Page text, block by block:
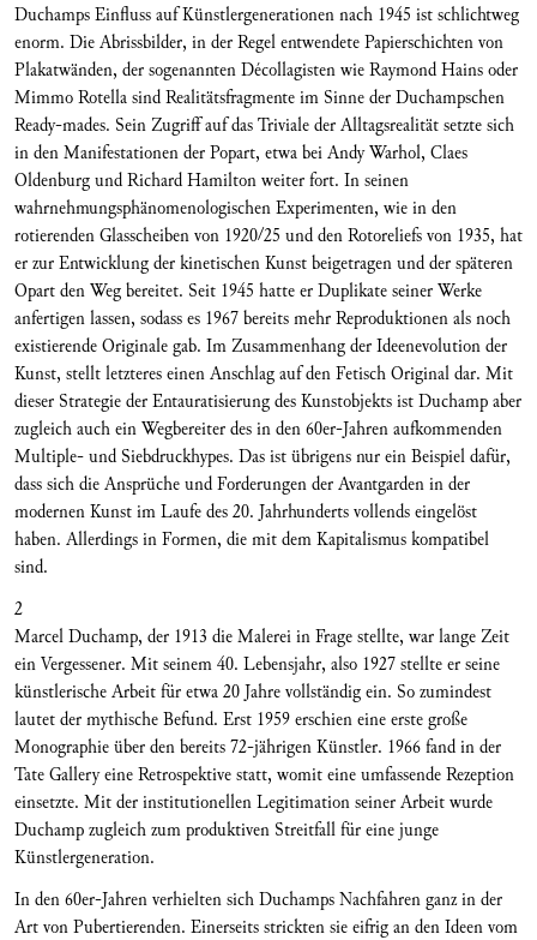
Duchamps Einfluss auf Künstlergenerationen nach 1945 ist schlichtweg
enorm. Die Abrissbilder, in der Regel entwendete Papierschichten von
Plakatwänden, der sogenannten Décollagisten wie Raymond Hains oder
Mimmo Rotella sind Realitätsfragmente im Sinne der Duchampschen
Ready-mades. Sein Zugriff auf das Triviale der Alltagsrealität setzte sich
in den Manifestationen der Popart, etwa bei Andy Warhol, Claes
Oldenburg und Richard Hamilton weiter fort. In seinen
wahrnehmungsphänomenologischen Experimenten, wie in den
rotierenden Glasscheiben von 1920/25 und den Rotoreliefs von 1935, hat
er zur Entwicklung der kinetischen Kunst beigetragen und der späteren
Opart den Weg bereitet. Seit 1945 hatte er Duplikate seiner Werke
anfertigen lassen, sodass es 1967 bereits mehr Reproduktionen als noch
existierende Originale gab. Im Zusammenhang der Ideenevolution der
Kunst, stellt letzteres einen Anschlag auf den Fetisch Original dar. Mit
dieser Strategie der Entauratisierung des Kunstobjekts ist Duchamp aber
zugleich auch ein Wegbereiter des in den 60er-Jahren aufkommenden
Multiple- und Siebdruckhypes. Das ist übrigens nur ein Beispiel dafür,
dass sich die Ansprüche und Forderungen der Avantgarden in der
modernen Kunst im Laufe des 20. Jahrhunderts vollends eingelöst
haben. Allerdings in Formen, die mit dem Kapitalismus kompatibel
sind.
2
Marcel Duchamp, der 1913 die Malerei in Frage stellte, war lange Zeit
ein Vergessener. Mit seinem 40. Lebensjahr, also 1927 stellte er seine
künstlerische Arbeit für etwa 20 Jahre vollständig ein. So zumindest
lautet der mythische Befund. Erst 1959 erschien eine erste große
Monographie über den bereits 72-jährigen Künstler. 1966 fand in der
Tate Gallery eine Retrospektive statt, womit eine umfassende Rezeption
einsetzte. Mit der institutionellen Legitimation seiner Arbeit wurde
Duchamp zugleich zum produktiven Streitfall für eine junge
Künstlergeneration.
In den 60er-Jahren verhielten sich Duchamps Nachfahren ganz in der
Art von Pubertierenden. Einerseits strickten sie eifrig an den Ideen vom